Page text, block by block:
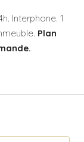
Interphone. 1
Plan